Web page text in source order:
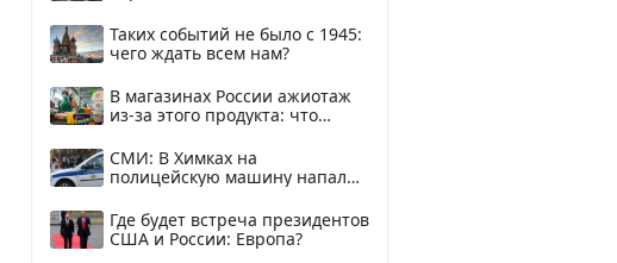
Таких событий не было с 1945:
чего ждать всем нам?
В магазинах России ажиотаж
из-за этого продукта: что
СМИ: В Химках на
полицейскую машину напали
Где будет встреча президентов
США и России: Европа?